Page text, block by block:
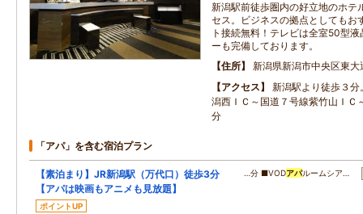
新潟駅前徒歩圏内の好立地のホテ
セス。ビジネスの拠点としてもお
ト接続無料！テレビは全室50型
ーも完備しております。
住所
新潟県新潟市中央区東
アクセス
新潟駅より徒歩３
潟西ＩＣ～国道７号線紫竹山ＩＣ
分
「アパ」を含む宿泊プラン
【素泊まり】JR新潟駅（万代口）徒歩3分
【アパは映画もアニメも見放題】
ポイントUP
…分 ■VODアパルームシア…